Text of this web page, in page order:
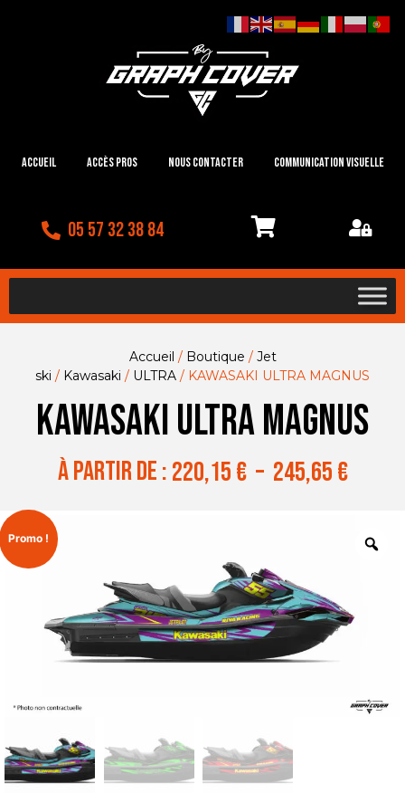
Accueil Accès Pros Nous contacter Communication visuelle
05 57 32 38 84
Accueil / Boutique / Jet
ski / Kawasaki / ULTRA / KAWASAKI ULTRA MAGNUS
KAWASAKI ULTRA MAGNUS
à partir de :220,15€ – 245,65€
Promo !